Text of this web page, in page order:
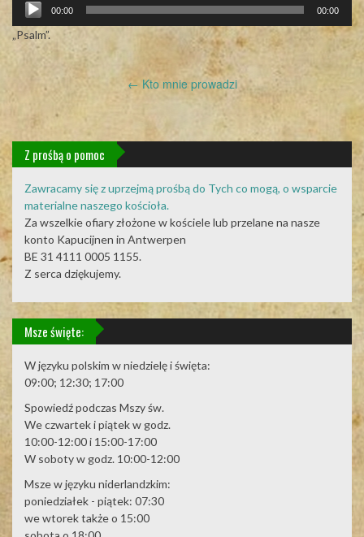
plików
dźwiękowych
00:00 00:00
„Psalm”.
navigation
← Kto mnie prowadzi
Z prośbą o pomoc
Zawracamy się z uprzejmą prośbą do Tych co mogą, o wsparcie
materialne naszego kościoła.
Za wszelkie ofiary złożone w kościele lub przelane na nasze
konto Kapucijnen in Antwerpen
BE 31 4111 0005 1155.
Z serca dziękujemy.
Msze święte:
W języku polskim w niedzielę i święta:
09:00; 12:30; 17:00
Spowiedź podczas Mszy św.
We czwartek i piątek w godz.
10:00-12:00 i 15:00-17:00
W soboty w godz. 10:00-12:00
Msze w języku niderlandzkim:
poniedziałek - piątek: 07:30
we wtorek także o 15:00